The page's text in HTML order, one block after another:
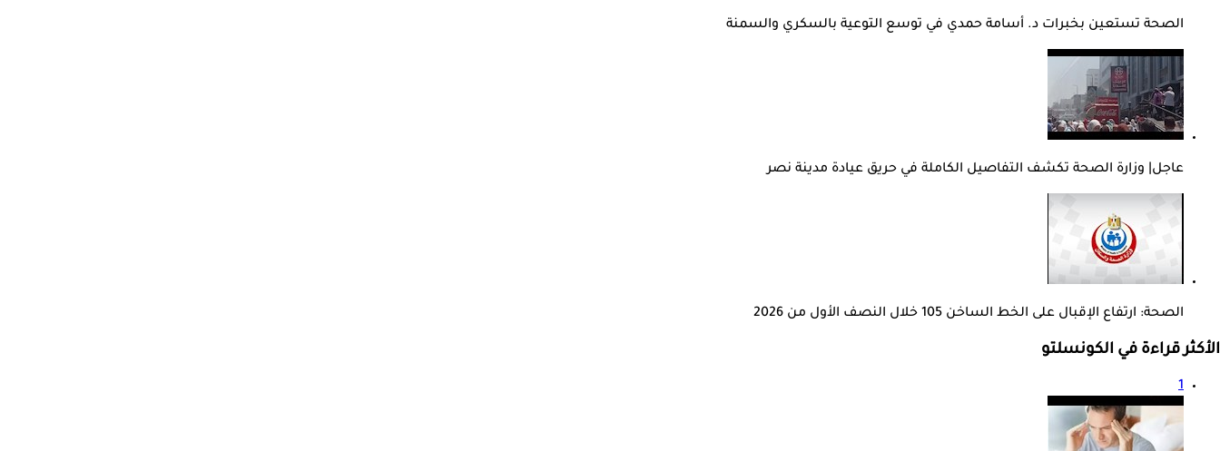
الصحة تستعين بخبرات د. أسامة حمدي في توسع التوعية بالسكري والسمنة
عاجل| وزارة الصحة تكشف التفاصيل الكاملة في حريق عيادة مدينة نصر
الصحة: ارتفاع الإقبال على الخط الساخن 105 خلال النصف الأول من 2026
الأكثر قراءة في الكونسلتو
1